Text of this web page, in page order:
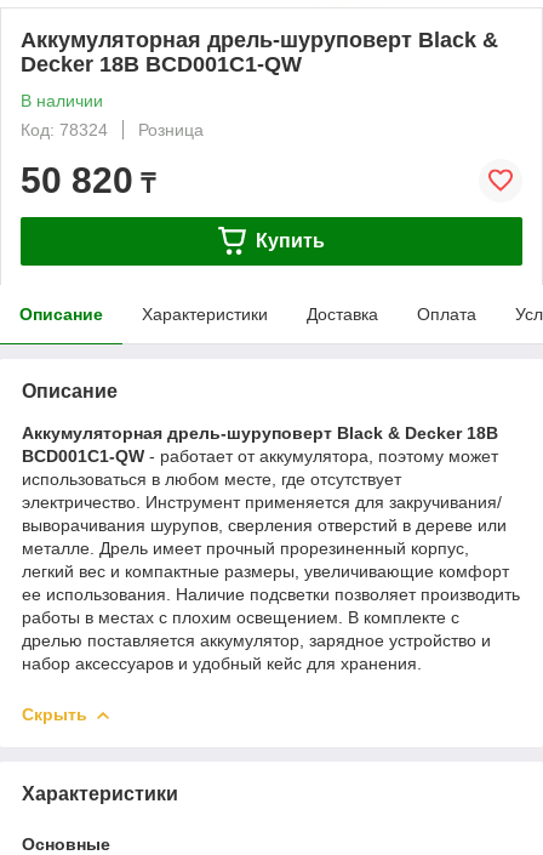
Аккумуляторная дрель-шуруповерт Black &
Decker 18В BCD001C1-QW
В наличии
Код: 78324
Розница
50 820 ₸
Купить
Описание Характеристики Доставка Оплата
Описание
Аккумуляторная дрель-шуруповерт Black & Decker 18В
BCD001C1-QW - работает от аккумулятора, поэтому может
использоваться в любом месте, где отсутствует
электричество. Инструмент применяется для закручивания/
выворачивания шурупов, сверления отверстий в дереве или
металле. Дрель имеет прочный прорезиненный корпус,
легкий вес и компактные размеры, увеличивающие комфорт
ее использования. Наличие подсветки позволяет производить
работы в местах с плохим освещением. В комплекте с
дрелью поставляется аккумулятор, зарядное устройство и
набор аксессуаров и удобный кейс для хранения.
Скрыть
Характеристики
Основные